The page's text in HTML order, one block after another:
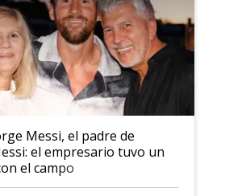
Messi, el padre de
el empresario tuvo un
el campo